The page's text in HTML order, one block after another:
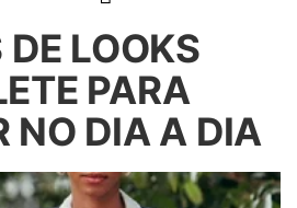
LOOKS
PARA
NO DIA A DIA